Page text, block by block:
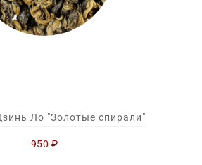
Ло "Золотые спирали"
950 ₽